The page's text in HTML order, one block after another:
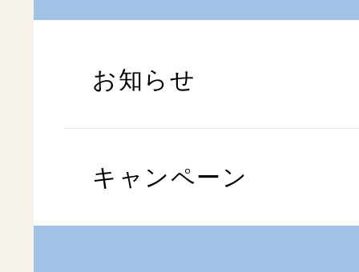
お知らせ
キャンペーン